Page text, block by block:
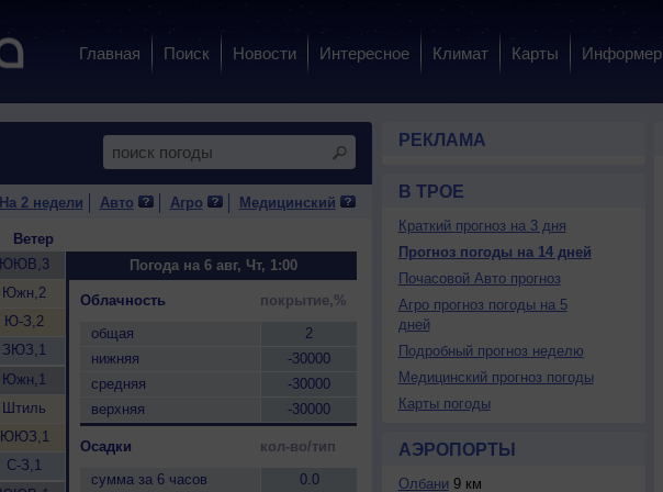
Главная Поиск Новости Интересное Климат Карты Информер
На 2 недели Авто Агро Медицинский
Ветер
ЮЮВ,3
Южн,2
Ю-З,2
ЗЮЗ,1
Южн,1
Штиль
ЮЮЗ,1
С-З,1
Погода на 6 авг, Чт, 1:00
Облачность
покрытие,%
общая
2
нижняя
-30000
средняя
-30000
верхняя
-30000
Осадки
кол-во/тип
сумма за 6 часов
0.0
РЕКЛАМА
В ТРОЕ
Краткий прогноз на 3 дня
Прогноз погоды на 14 дней
Почасовой Авто прогноз
Агро прогноз погоды на 5
дней
Подробный прогноз неделю
Медицинский прогноз погоды
Карты погоды
АЭРОПОРТЫ
Олбани 9 км